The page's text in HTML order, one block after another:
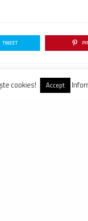
TWEET
cookies! Accept